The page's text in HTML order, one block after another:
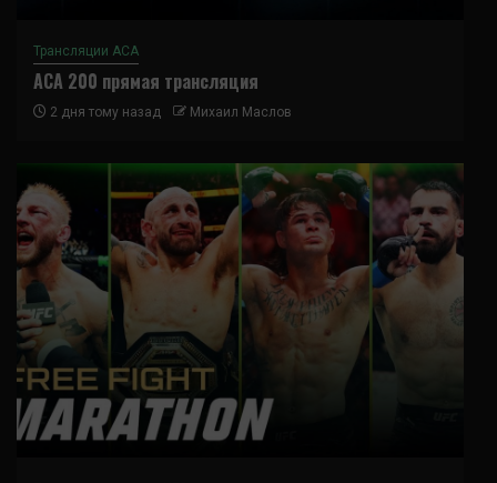
Трансляции ACA
ACA 200 прямая трансляция
2 дня тому назад Михаил Маслов